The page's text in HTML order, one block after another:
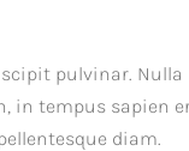
pulvinar. Nulla
in tempus sapien
diam.